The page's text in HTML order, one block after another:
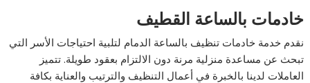
خادمات بالساعة القطيف
نقدم خدمة خادمات تنظيف بالساعة الدمام لتلبية احتياجات الأسر التي
تبحث عن مساعدة منزلية مرنة دون الالتزام بعقود طويلة. تتميز
العاملات لدينا بالخبرة في أعمال التنظيف والترتيب والعناية بكافة